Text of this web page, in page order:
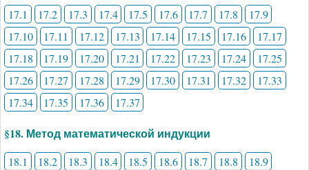
17.1 17.2 17.3 17.4 17.5 17.6 17.7 17.8
17.9
17.10
17.11 17.12 17.13 17.14 17.15 17.16
17.17
17.18
17.19 17.20 17.21 17.22 17.23 17.24
17.25
17.26
17.27 17.28 17.29 17.30 17.31 17.32
17.33
17.34
17.35 17.36 17.37
§18. Метод математической индукции
18.1 18.2 18.3 18.4 18.5 18.6 18.7 18.8
18.9